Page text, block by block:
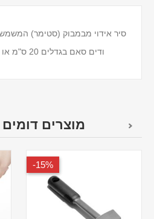
סיר אידוי מבמבוק (סטימר) המשמש
ודים סאם בגדלים 20 ס"מ או 24 ס"מ לבחירתכם
מוצרים
15%-